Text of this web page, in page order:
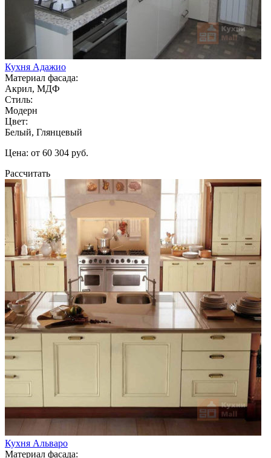
Кухня Адажио
Материал фасада:
Акрил, МДФ
Стиль:
Модерн
Цвет:
Белый, Глянцевый
Цена: от 60 304 руб.
Рассчитать
Кухня Альваро
Материал фасада: